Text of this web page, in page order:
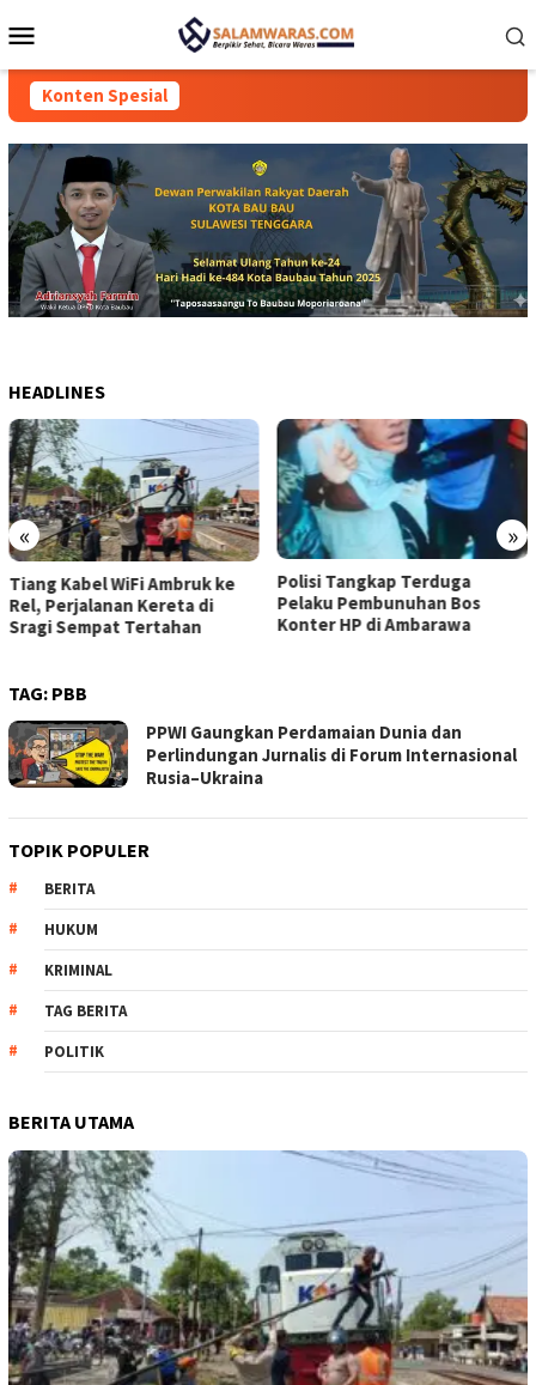
ke
Mobile
Konten Spesial
HEADLINES
« »
Tiang Kabel WiFi Ambruk ke
Rel, Perjalanan Kereta di
Sragi Sempat Tertahan
Polisi Tangkap Terduga
Pelaku Pembunuhan Bos
Konter HP di Ambarawa
TAG: PBB
PPWI Gaungkan Perdamaian Dunia dan
Perlindungan Jurnalis di Forum Internasional
Rusia–Ukraina
TOPIK POPULER
BERITA
HUKUM
KRIMINAL
TAG BERITA
POLITIK
BERITA UTAMA